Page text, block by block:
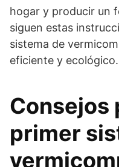
hogar y producir un
siguen estas
sistema de
eficiente y ecológico.
Consejos
primer